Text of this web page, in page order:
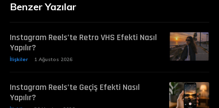
Benzer Yazılar
Instagram Reels’te Retro VHS Efekti Nasıl
Yapılır?
İlişkiler 1 Ağustos 2026
Instagram Reels’te Geçiş Efekti Nasıl
Yapılır?